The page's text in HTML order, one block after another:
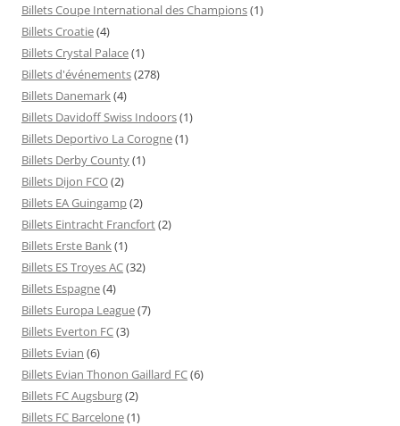
Billets Coupe International des Champions(1)
Billets Croatie(4)
Billets Crystal Palace(1)
Billets d'événements(278)
Billets Danemark(4)
Billets Davidoff Swiss Indoors(1)
Billets Deportivo La Corogne(1)
Billets Derby County(1)
Billets Dijon FCO(2)
Billets EA Guingamp(2)
Billets Eintracht Francfort(2)
Billets Erste Bank(1)
Billets ES Troyes AC(32)
Billets Espagne(4)
Billets Europa League(7)
Billets Everton FC(3)
Billets Evian (6)
Billets Evian Thonon Gaillard FC(6)
Billets FC Augsburg(2)
Billets FC Barcelone(1)